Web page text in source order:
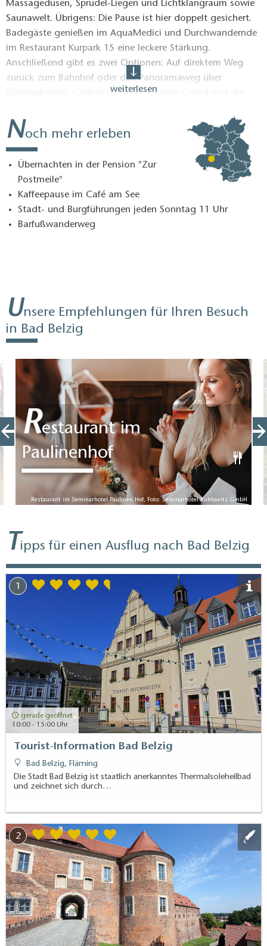
Massagedüsen, Sprudel-Liegen und Lichtklangraum sowie
Saunawelt. Übrigens: Die Pause ist hier doppelt gesichert.
Badegäste genießen im AquaMedici und Durchwandernde
im Restaurant Kurpark 15 eine leckere Stärkung.
Anschließend gibt es zwei Optionen: Auf direktem Weg
zurück zum Bahnhof oder den Panoramaweg über
Fläminghöhen, Gedenkstätte im Grünen Grund und die
Lust bekommen?
weiterlesen
Noch mehr erleben
Übernachten in der Pension "Zur
Postmeile"
Kaffeepause im Café am See
Stadt- und Burgführungen jeden Sonntag 11 Uhr
Barfußwanderweg
Unsere Empfehlungen für Ihren Besuch
in Bad Belzig
Restaurant im
Paulinenhof
gerade geöffnet
12:00 - 21:00 Uhr
Restaurant im Seminarhotel Paulinen Hof, Foto: Seminarhotel Kuhlowitz GmbH
T ipps für einen Ausflug nach Bad Belzig
1
gerade geöffnet
10:00 - 15:00 Uhr
Tourist-Information Bad Belzig
Bad Belzig, Fläming
Die Stadt Bad Belzig ist staatlich anerkanntes Thermalsoleheilbad
und zeichnet sich durch…
2